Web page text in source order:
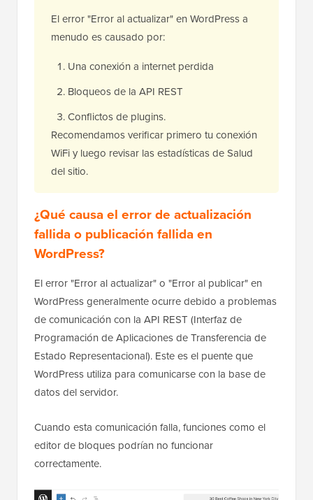
El error "Error al actualizar" en WordPress a
menudo es causado por:
Una conexión a internet perdida
Bloqueos de la API REST
Conflictos de plugins.
Recomendamos verificar primero tu conexión
WiFi y luego revisar las estadísticas de Salud
del sitio.
¿Qué causa el error de actualización
fallida o publicación fallida en
WordPress?
El error "Error al actualizar" o "Error al publicar" en
WordPress generalmente ocurre debido a problemas
de comunicación con la API REST (Interfaz de
Programación de Aplicaciones de Transferencia de
Estado Representacional). Este es el puente que
WordPress utiliza para comunicarse con la base de
datos del servidor.
Cuando esta comunicación falla, funciones como el
editor de bloques podrían no funcionar
correctamente.